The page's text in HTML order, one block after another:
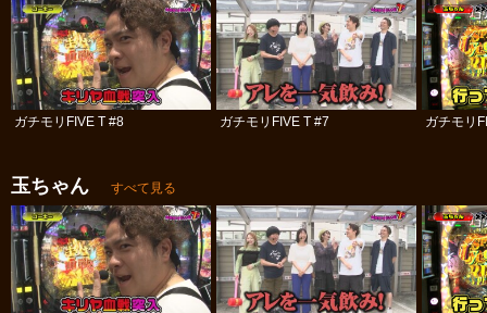
ガチモリFIVE T #8 ガチモリFIVE T #7 ガチモリ
玉ちゃん すべて見る